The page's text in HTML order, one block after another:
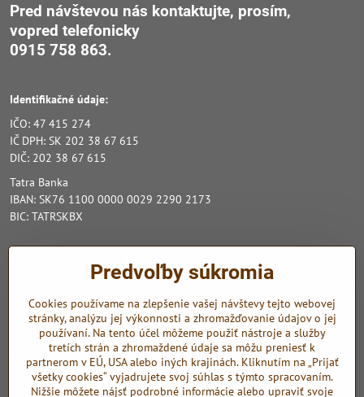
Pred návštevou nás kontaktujte, prosím,
vopred telefonicky
0915 758 863.
Identifikačné údaje:
IČO: 47 415 274
IČ DPH: SK 202 38 67 615
DIČ: 202 38 67 615
Tatra Banka
IBAN: SK76 1100 0000 0029 2290 2173
BIC: TATRSKBX
Instagram Youtube
Odkazy
Predvoľby súkromia
Cookies používame na zlepšenie vašej návštevy tejto webovej
stránky, analýzu jej výkonnosti a zhromažďovanie údajov o jej
používaní. Na tento účel môžeme použiť nástroje a služby
tretích strán a zhromaždené údaje sa môžu preniesť k
partnerom v EÚ, USA alebo iných krajinách. Kliknutím na „Prijať
všetky cookies“ vyjadrujete svoj súhlas s týmto spracovaním.
Nižšie môžete nájsť podrobné informácie alebo upraviť svoje